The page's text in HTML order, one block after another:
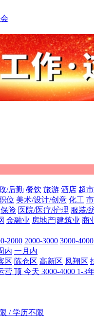
/后勤 餐饮 旅游 酒店 超
位 美术/设计/创意 化工
保险 医院/医疗/护理 服装/
金融业 房地产|建筑业 商
2000 2000-3000 3000-4000
内 一月内
区 陈仓区 高新区 凤翔区
营 顶 今天 3000-4000 1-3
/ 学历不限